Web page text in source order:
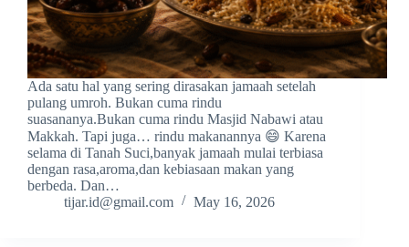
Ada satu hal yang sering dirasakan jamaah setelah
pulang umroh. Bukan cuma rindu
suasananya.Bukan cuma rindu Masjid Nabawi atau
Makkah. Tapi juga… rindu makanannya 😄 Karena
selama di Tanah Suci,banyak jamaah mulai terbiasa
dengan rasa,aroma,dan kebiasaan makan yang
berbeda. Dan…
tijar.id@gmail.com
May 16, 2026